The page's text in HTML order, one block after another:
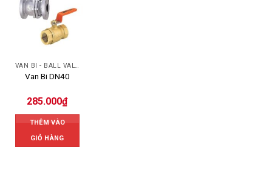
Van Bi DN40
285.000₫
THÊM VÀO
GIỎ HÀNG